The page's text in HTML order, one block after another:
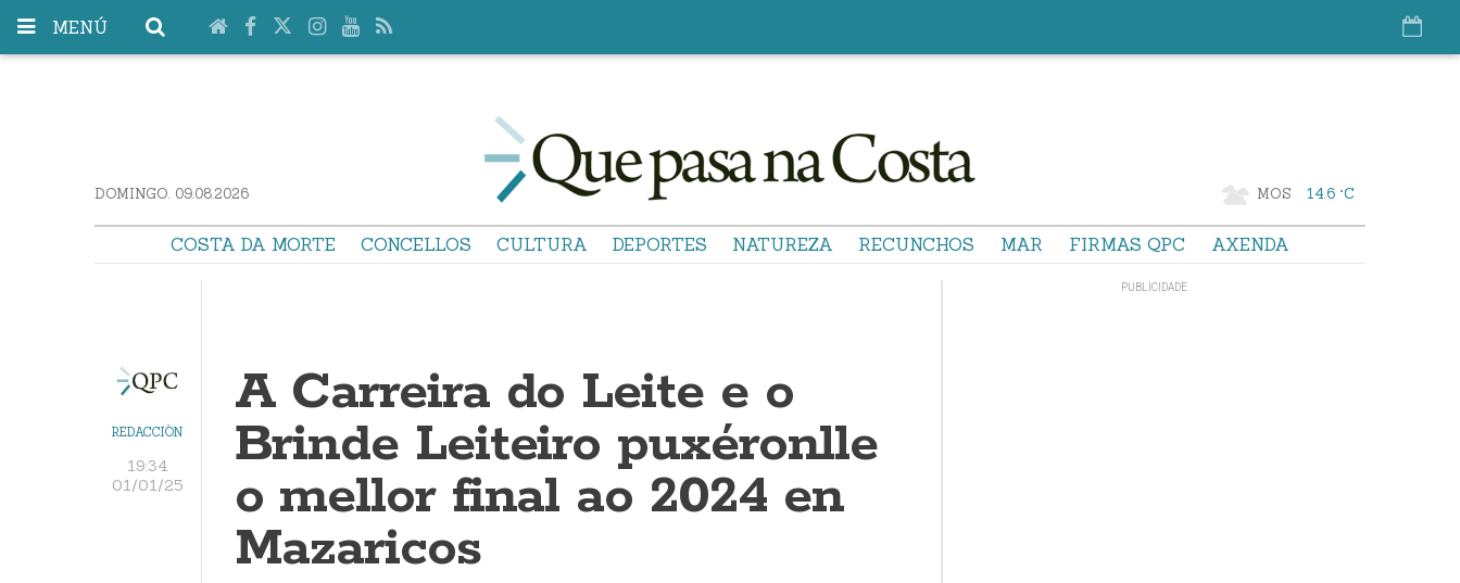
MENÚ
DOMINGO. 09.08.2026 MOS 14.6 °C
COSTA DA MORTE CONCELLOS CULTURA DEPORTES NATUREZA RECUNCHOS MAR FIRMAS QPC AXENDA
REDACCIÓN
19:34
01/01/25
A Carreira do Leite e o
Brinde Leiteiro puxéronlle
o mellor final ao 2024 en
Mazaricos